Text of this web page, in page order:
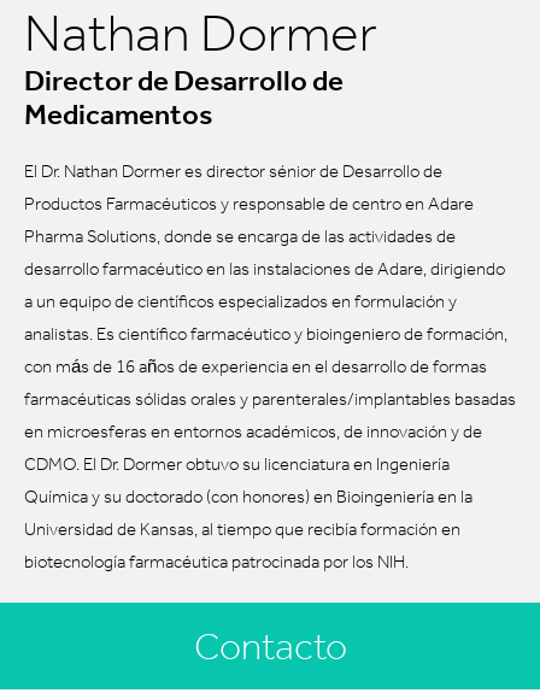
Nathan Dormer
Director de Desarrollo de
Medicamentos
El Dr. Nathan Dormer es director sénior de Desarrollo de
Productos Farmacéuticos y responsable de centro en Adare
Pharma Solutions, donde se encarga de las actividades de
desarrollo farmacéutico en las instalaciones de Adare, dirigiendo
a un equipo de científicos especializados en formulación y
analistas. Es científico farmacéutico y bioingeniero de formación,
con más de 16 años de experiencia en el desarrollo de formas
farmacéuticas sólidas orales y parenterales/implantables basadas
en microesferas en entornos académicos, de innovación y de
CDMO. El Dr. Dormer obtuvo su licenciatura en Ingeniería
Química y su doctorado (con honores) en Bioingeniería en la
Universidad de Kansas, al tiempo que recibía formación en
biotecnología farmacéutica patrocinada por los NIH.
Contacto